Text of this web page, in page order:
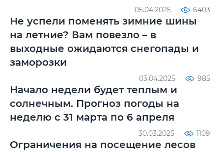
05.04.2025 6403
Не успели поменять зимние шины
на летние? Вам повезло – в
выходные ожидаются снегопады и
заморозки
03.04.2025 985
Начало недели будет теплым и
солнечным. Прогноз погоды на
неделю с 31 марта по 6 апреля
30.03.2025 1109
Ограничения на посещение лесов